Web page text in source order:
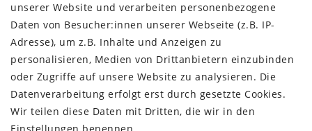
VERSAND + SERVICE
Versandinformationen
Rückgabeinformationen
Zahlungsinformationen
unserer Website und verarbeiten personenbezogene
Daten von Besucher:innen unserer Webseite (z.B. IP-
Adresse), um z.B. Inhalte und Anzeigen zu
personalisieren, Medien von Drittanbietern einzubinden
oder Zugriffe auf unsere Website zu analysieren. Die
Datenverarbeitung erfolgt erst durch gesetzte Cookies.
Wir teilen diese Daten mit Dritten, die wir in den